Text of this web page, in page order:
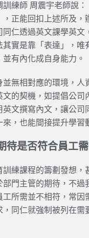
練師 周震宇老師說：
，正能回扣上述所及，
同仁透過英文課學英文
其實是靠「表達」，唯
有內化成自身能力。
並無相對應的環境，人
文的契機，如提倡公司
英文撰寫內文，讓公司
來，也能間接提升學習
待是否符合員工
訓練課程的籌劃發想，
部門主管的期待，不過
工所需並不相符，常因
，同仁就強制被列在需